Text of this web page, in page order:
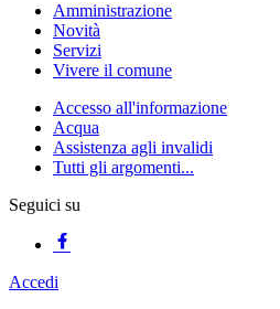
Amministrazione
Novità
Servizi
Vivere il comune
Accesso all'informazione
Acqua
Assistenza agli invalidi
Tutti gli argomenti...
Seguici su
Accedi